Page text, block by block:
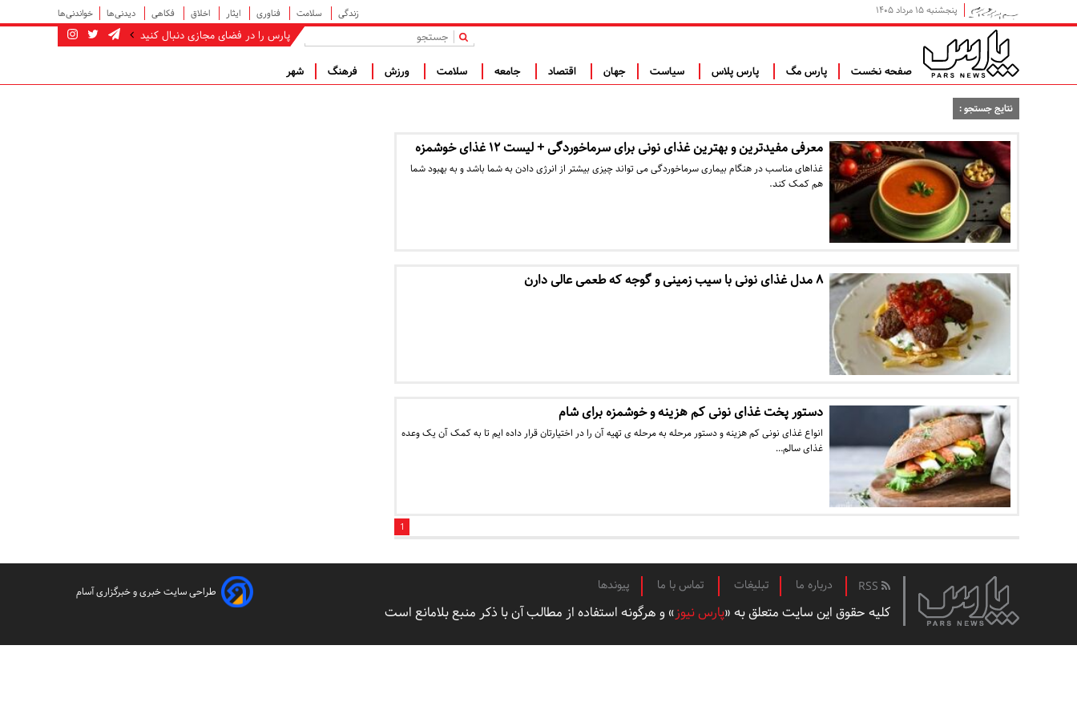
پنجشنبه ۱۵ مرداد ۱۴۰۵ زندگی سلامت فناوری ایثار اخلاق فکاهی دیدنی‌ها خواندنی‌ها
پارس را در فضای مجازی دنبال کنید |
صفحه نخست پارس مگ پارس پلاس سیاست جهان اقتصاد جامعه سلامت ورزش فرهنگ شهر
نتایج جستجو :
معرفی مفیدترین و بهترین غذای نونی برای سرماخوردگی + لیست ۱۲ غذای خوشمزه
غذاهای مناسب در هنگام بیماری سرماخوردگی می تواند چیزی بیشتر از انرژی دادن به شما باشد و به بهبود شما
هم کمک کند.
۸ مدل غذای نونی با سیب زمینی و گوجه که طعمی عالی دارن
دستور پخت غذای نونی کم هزینه و خوشمزه برای شام
انواع غذای نونی کم هزینه و دستور مرحله به مرحله ی تهیه آن را در اختیارتان قرار داده ایم تا به کمک آن یک وعده
غذای سالم…
1
درباره ما تبلیغات تماس با ما پیوندها
کلیه حقوق این سایت متعلق به «پارس نیوز» و هرگونه استفاده از مطالب آن با ذکر منبع بلامانع است
طراحی سایت خبری و خبرگزاری آسام